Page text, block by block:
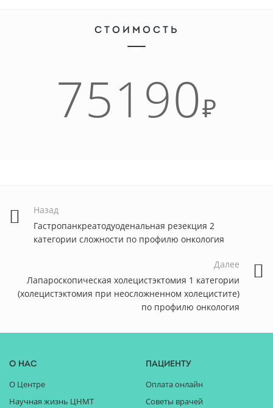
СТОИМОСТЬ
75190₽
Назад
Гастропанкреатодуоденальная резекция 2
категории сложности по профилю онкология
Далее
Лапароскопическая холецистэктомия 1 категории
(холецистэктомия при неосложненном холецистите)
по профилю онкология
О нас
О Центре
Научная жизнь ЦНМТ
Пациенту
Оплата онлайн
Советы врачей